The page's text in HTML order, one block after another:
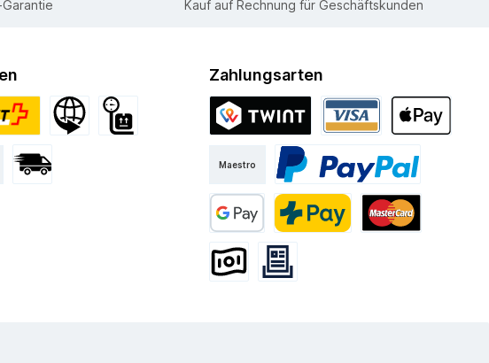
Kauf auf Rechnung für Geschäftskunden
Zahlungsarten
Maestro
PayPal
Google PayPostFinance Pay